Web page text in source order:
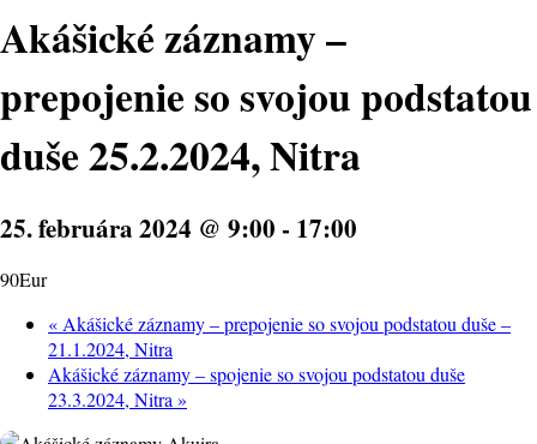
Akášické záznamy –
prepojenie so svojou podstatou
duše 25.2.2024, Nitra
25. februára 2024 @ 9:00 - 17:00
90Eur
«Akášické záznamy – prepojenie so svojou podstatou duše –
21.1.2024, Nitra
Akášické záznamy – spojenie so svojou podstatou duše
23.3.2024, Nitra»